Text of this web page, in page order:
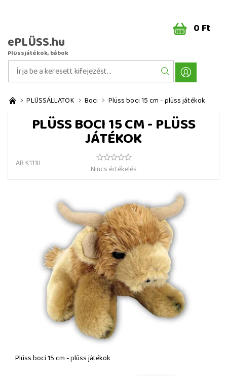
ePLÜSS.hu
Plüssjátékok, bábok
0 Ft
PLÜSSÁLLATOK Boci Plüss boci 15 cm - plüss játékok
PLÜSS BOCI 15 CM - PLÜSS
JÁTÉKOK
AR K111II
Nincs értékelés
Plüss boci 15 cm - plüss játékok